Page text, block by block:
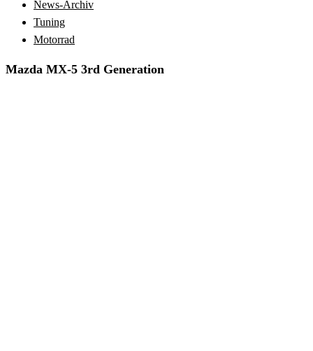
News-Archiv
Tuning
Motorrad
Mazda MX-5 3rd Generation